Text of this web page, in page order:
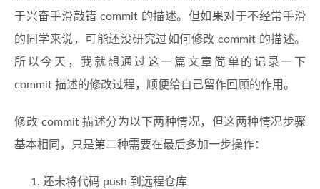
于兴奋手滑敲错 commit 的描述。但如果对于不经常手滑
的同学来说，可能还没研究过如何修改 commit 的描述。
所以今天，我就想通过这一篇文章简单的记录一下
commit 描述的修改过程，顺便给自己留作回顾的作用。
修改 commit 描述分为以下两种情况，但这两种情况步骤
基本相同，只是第二种需要在最后多加一步操作：
还未将代码 push 到远程仓库